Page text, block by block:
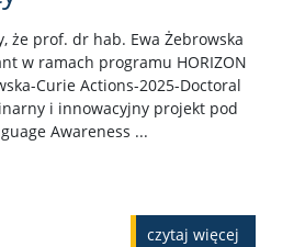
że prof. dr hab. Ewa Żebrowska
w ramach programu HORIZON
Curie Actions-2025-Doctoral
i innowacyjny projekt pod
Awareness ...
czytaj więcej